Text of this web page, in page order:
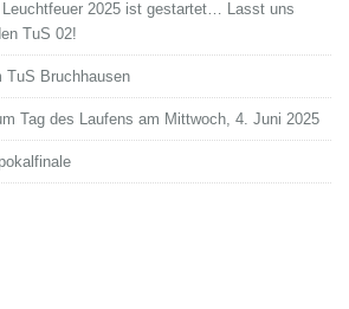
2025 ist gestartet… Lasst uns
TuS 02!
TuS Bruchhausen
Tag des Laufens am Mittwoch, 4. Juni 2025